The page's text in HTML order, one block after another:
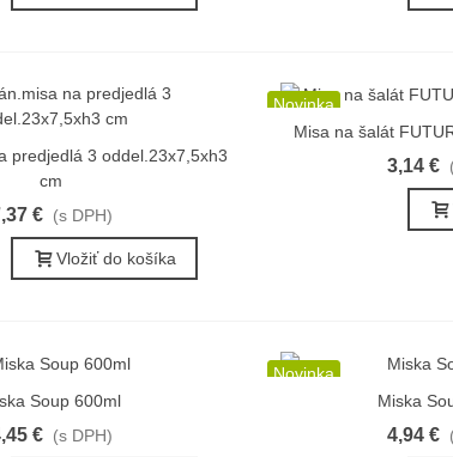
náhľad
predjedlá 3 oddel.23x7,5xh3
cm
€ (s DPH)
Vložiť do košíka
Novinka
Rýchly
Misa na šalát
3,14 €
náhľad
Soup 600ml
€ (s DPH)
Novinka
Rýchly
Miska
4,94 €